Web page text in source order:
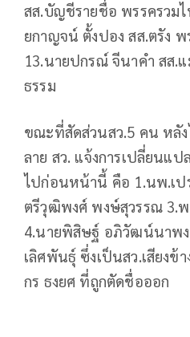
สส.บัญชีรายชื่อ พรรครวมไ
ยกาญจน์ ตั้งปอง สส.ตรัง
13.นายปกรณ์ จีนาคำ สส.
ธรรม
ขณะที่สัดส่วนสว.5 คน หลั
ลาย สว. แจ้งการเปลี่ยนแป
ไปก่อนหน้านี้ คือ 1.นพ.เป
ตรีวุฒิพงศ์ พงษ์สุวรรณ 3.
4.นายพิสิษฐ์ อภิวัฒน์นาพ
เลิศพันธุ์ ซึ่งเป็นสว.เสียง
กร ธงยศ ที่ถูกตัดชื่อออก